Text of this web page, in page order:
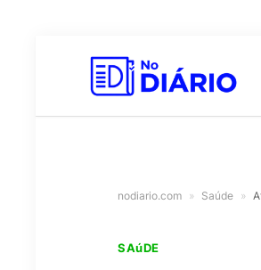
nodiario.com » Saúde »
SAúDE